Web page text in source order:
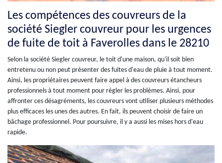
Les compétences des couvreurs de la
société Siegler couvreur pour les urgences
de fuite de toit à Faverolles dans le 28210
Selon la société Siegler couvreur, le toit d'une maison, qu'il soit bien
entretenu ou non peut présenter des fuites d'eau de pluie à tout moment.
Ainsi, les propriétaires peuvent faire appel à des couvreurs étancheurs
professionnels à tout moment pour régler les problèmes. Ainsi, pour
affronter ces désagréments, les couvreurs vont utiliser plusieurs méthodes
plus efficaces les unes des autres. En fait, ils peuvent choisir de faire un
bâchage professionnel. Pour poursuivre, il y a aussi les mises hors d'eau
rapide.